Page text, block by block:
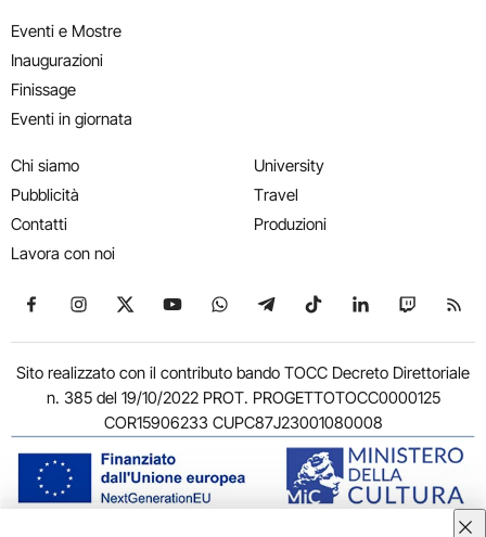
Eventi e Mostre
Inaugurazioni
Finissage
Eventi in giornata
Chi siamo
Pubblicità
Contatti
Lavora con noi
University
Travel
Produzioni
Seguici su Facebook
Seguici su Instagram
Seguici su X
Seguici su YouTube
Seguici su WhatsApp
Seguici su Telegram
Seguici su TikTok
Seguici su
Seguici
Sito realizzato con il contributo bando TOCC Decreto Direttoriale
n. 385 del 19/10/2022 PROT. PROGETTOTOCC0000125
COR15906233 CUPC87J23001080008